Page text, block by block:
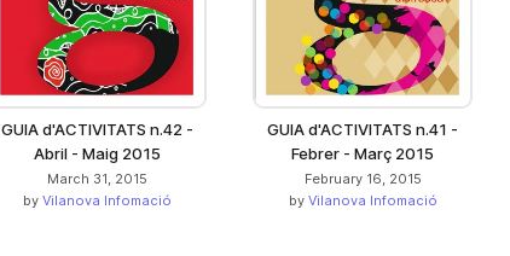
GUIA d'ACTIVITATS n.42 -
Abril - Maig 2015
March 31, 2015
by Vilanova Infomació
GUIA d'ACTIVITATS n.41 -
Febrer - Març 2015
February 16, 2015
by Vilanova Infomació